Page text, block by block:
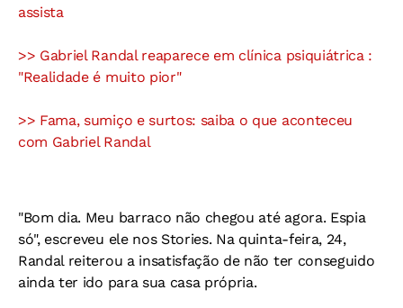
assista
>> Gabriel Randal reaparece em clínica psiquiátrica :
"Realidade é muito pior"
>> Fama, sumiço e surtos: saiba o que aconteceu
com Gabriel Randal
"Bom dia. Meu barraco não chegou até agora. Espia
só", escreveu ele nos Stories. Na quinta-feira, 24,
Randal reiterou a insatisfação de não ter conseguido
ainda ter ido para sua casa própria.